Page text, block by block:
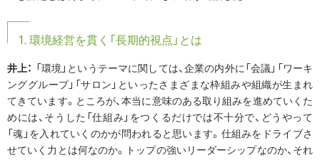
1. 環境経営を貫く「長期的視点」とは
井上： 「環境」というテーマに関しては、企業の内外に「会議」「ワーキ
ンググループ」「サロン」といったさまざまな枠組みや組織が生まれ
てきています。ところが、本当に意味のある取り組みを進めていくた
めには、そうした「仕組み」をつくるだけでは不十分で、どうやって
「魂」を入れていくのかが問われると思います。仕組みをドライブさ
せていく力とは何なのか。トップの強いリーダーシップなのか、それ